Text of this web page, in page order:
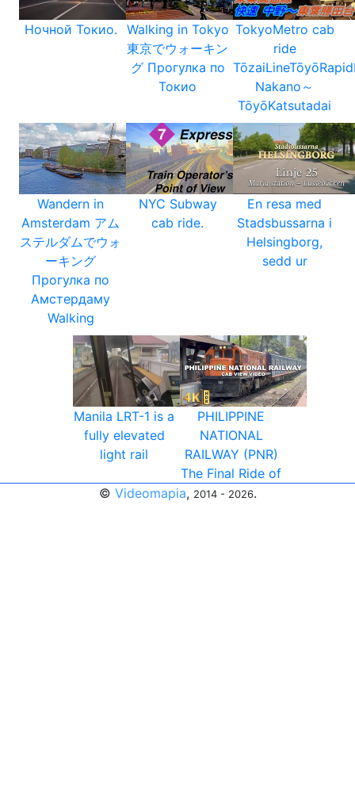
Ночной Токио.
Walking in Tokyo
東京でウォーキン
グ Прогулка по
Токио
TokyoMetro cab
ride
Nakano～
TōyōKatsutadai
Wandern in
Amsterdam アム
ステルダムでウォ
ーキング
Прогулка по
Амстердаму
Walking
NYC Subway
cab ride.
En resa med
Stadsbussarna i
Helsingborg,
sedd ur
Manila LRT-1 is a
fully elevated
light rail
PHILIPPINE
NATIONAL
RAILWAY (PNR)
The Final Ride of
© Videomapia, 2014 - 2026.